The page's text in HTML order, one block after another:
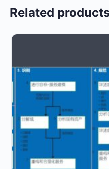
Related products
This
has
multiple
variants.
The
options
may
be
chosen